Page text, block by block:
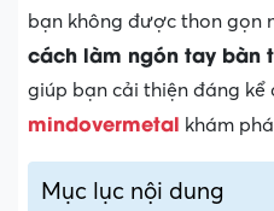
bạn không được thon gọn
cách làm ngón tay bàn
giúp bạn cải thiện đáng kể
mindovermetal khám
Mục lục nội dung